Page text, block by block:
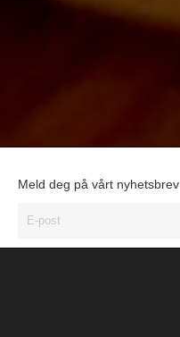
Meld deg på vårt nyhetsbrev